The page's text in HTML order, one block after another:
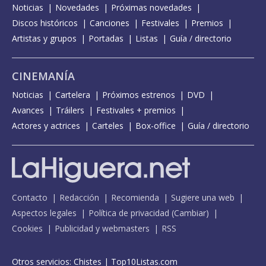
Noticias Novedades
Próximas novedades
Discos históricos
Canciones Festivales
Premios
Artistas y grupos
Portadas Listas Guía / directorio
CINEMANÍA
Noticias Cartelera Próximos estrenos
DVD
Avances
Tráilers
Festivales + premios
Actores y actrices
Carteles Box-office Guía / directorio
Contacto Redacción Recomienda
Sugiere una web
Aspectos legales
Política de privacidad (Cambiar)
Cookies
Publicidad y webmasters RSS
Otros servicios: Chistes | Top10Listas.com